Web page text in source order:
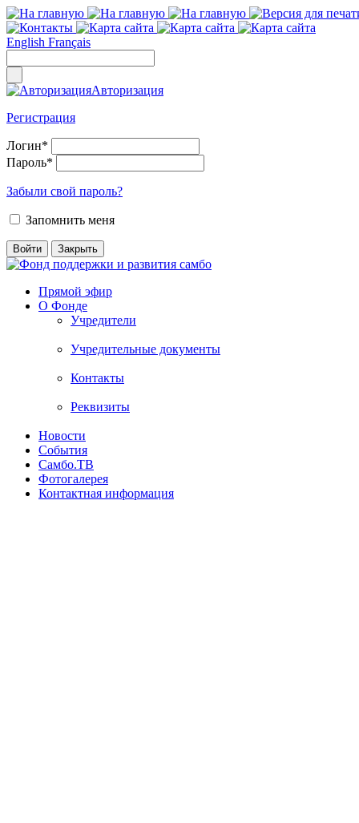
English Français
Авторизация
Регистрация
Логин*
Пароль*
Забыли свой пароль?
Запомнить меня
Прямой эфир
О Фонде
Учредители
Учредительные документы
Контакты
Реквизиты
Новости
События
Самбо.ТВ
Фотогалерея
Контактная информация